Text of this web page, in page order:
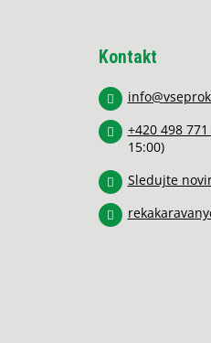
Kontakt
info@
+420 498
15:00)
Sledujte